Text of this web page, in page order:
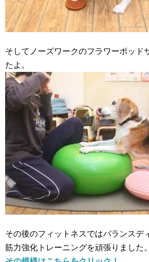
そしてノーズワークのフラワーポッド
たよ。
その後のフィットネスではバランスデ
筋力強化トレーニングを頑張りました。